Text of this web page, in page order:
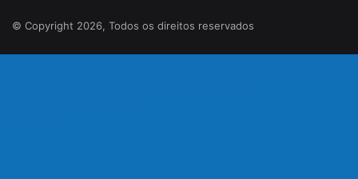
© Copyright 2026, Todos os direitos reservados